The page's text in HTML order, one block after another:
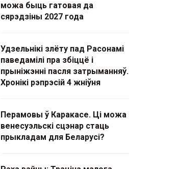
можа быць гатовая да
сярэдзіны 2027 года
Удзельнікі злёту пад Расонамі
паведамілі пра збіццё і
прыніжэнні пасля затрыманняў.
Хронікі рэпрэсій 4 жніўня
Перамовы ў Каракасе. Ці можа
венесуэльскі сцэнар стаць
прыкладам для Беларусі?